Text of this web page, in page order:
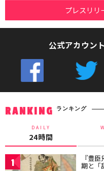
プレスリリ
公式アカウン
RANKING ランキング
DAILY
24時間
1 『豊
期と「